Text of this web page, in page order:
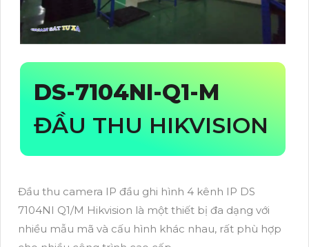
DS-7104NI-Q1-M
ĐẦU THU HIKVISION
Đầu thu camera IP đầu ghi hình 4 kênh IP DS
7104NI Q1/M Hikvision là một thiết bị đa dạng với
nhiều mẫu mã và cấu hình khác nhau, rất phù hợp